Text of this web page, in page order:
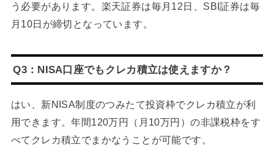
う必要があります。楽天証券は毎月12日、SBI証券は毎
月10日が締切となっています。
Q3：NISA口座でもクレカ積立は使えますか？
はい、新NISA制度のつみたて投資枠でクレカ積立が利
用できます。年間120万円（月10万円）の非課税枠をす
べてクレカ積立でまかなうことが可能です。